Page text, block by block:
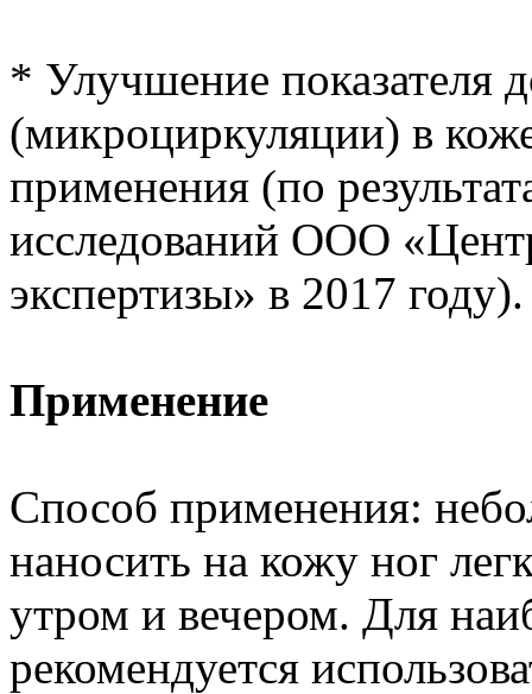
* Улучшение показателя
(микроциркуляции) в
применения (по
исследований ООО
экспертизы» в 2017 году).
Применение
Способ применения:
наносить на кожу ног
утром и вечером. Для
рекомендуется